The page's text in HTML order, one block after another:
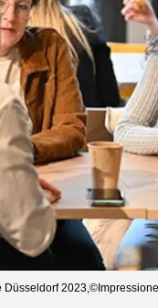
Düs­sel­dorf